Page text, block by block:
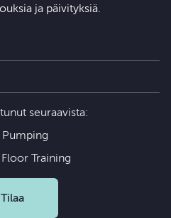
ja päivityksiä.
seuraavista:
Pumping
Training
Tilaa